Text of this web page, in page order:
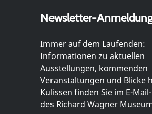
Newsletter-
Immer auf dem Laufenden:
Informationen zu aktuellen
Ausstellungen, kommenden
Veranstaltungen und Blicke
Kulissen finden Sie im E-
des Richard Wagner